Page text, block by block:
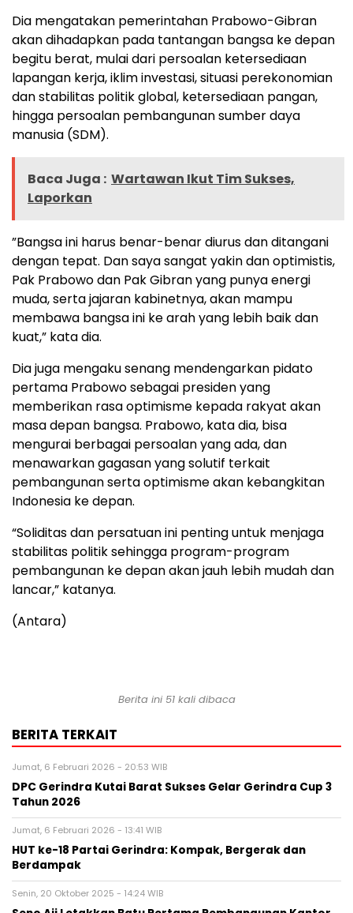
Dia mengatakan pemerintahan Prabowo-Gibran
akan dihadapkan pada tantangan bangsa ke depan
begitu berat, mulai dari persoalan ketersediaan
lapangan kerja, iklim investasi, situasi perekonomian
dan stabilitas politik global, ketersediaan pangan,
hingga persoalan pembangunan sumber daya
manusia (SDM).
Baca Juga : Wartawan Ikut Tim Sukses,
Laporkan
”Bangsa ini harus benar-benar diurus dan ditangani
dengan tepat. Dan saya sangat yakin dan optimistis,
Pak Prabowo dan Pak Gibran yang punya energi
muda, serta jajaran kabinetnya, akan mampu
membawa bangsa ini ke arah yang lebih baik dan
kuat,” kata dia.
Dia juga mengaku senang mendengarkan pidato
pertama Prabowo sebagai presiden yang
memberikan rasa optimisme kepada rakyat akan
masa depan bangsa. Prabowo, kata dia, bisa
mengurai berbagai persoalan yang ada, dan
menawarkan gagasan yang solutif terkait
pembangunan serta optimisme akan kebangkitan
Indonesia ke depan.
“Soliditas dan persatuan ini penting untuk menjaga
stabilitas politik sehingga program-program
pembangunan ke depan akan jauh lebih mudah dan
lancar,” katanya.
(Antara)
Berita ini 51 kali dibaca
BERITA TERKAIT
Jumat, 6 Februari 2026 - 20:53 WIB
DPC Gerindra Kutai Barat Sukses Gelar Gerindra Cup 3
Tahun 2026
Jumat, 6 Februari 2026 - 13:41 WIB
HUT ke-18 Partai Gerindra: Kompak, Bergerak dan
Berdampak
Senin, 20 Oktober 2025 - 14:24 WIB